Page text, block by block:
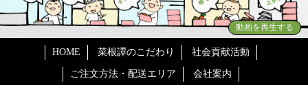
動画を再生する
HOME 菜根譚のこだわり 社会貢献活動
ご注文方法・配送エリア 会社案内